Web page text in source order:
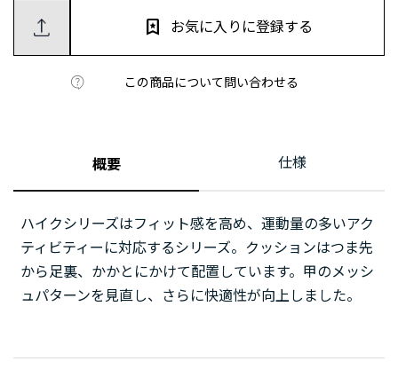
この商品について問い合わせる
お気に入りに登録する
概要 仕様
ハイクシリーズはフィット感を高め、運動量の多いアク
ティビティーに対応するシリーズ。クッションはつま先
から足裏、かかとにかけて配置しています。甲のメッシ
ュパターンを見直し、さらに快適性が向上しました。